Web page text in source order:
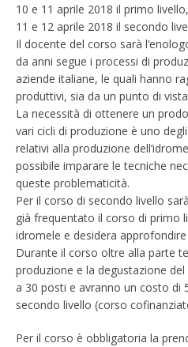
10 e 11 aprile 2018 il primo
11 e 12 aprile 2018 il secondo
Il docente del corso sarà
da anni segue i processi di
aziende italiane, le quali hanno
produttivi, sia da un punto di
La necessità di ottenere un
vari cicli di produzione è uno
relativi alla produzione
possibile imparare le tecniche
queste problematicità.
Per il corso di secondo livello
già frequentato il corso di primo
idromele e desidera approfondire
Durante il corso oltre alla parte
produzione e la degustazione
a 30 posti e avranno un costo di
secondo livello (corso
Per il corso è obbligatoria la